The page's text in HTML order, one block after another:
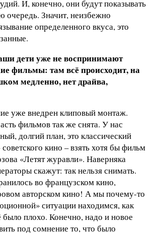
И, конечно, они будут показывать
очередь. Значит, неизбежно
определенного вкуса, это
дети уже не воспринимают
фильмы: там всё происходит, на
медленно, нет драйва,
уже внедрен клиповый монтаж.
фильмов так же снята. У нас
долгий план, это классический
кино – взять хотя бы фильм
«Летят журавли». Наверняка
скажут: так нельзя снимать.
во французском кино,
авторском кино! А мы почему-то
ситуации находимся, как
было плохо. Конечно, надо и новое
под сомнение то, что было